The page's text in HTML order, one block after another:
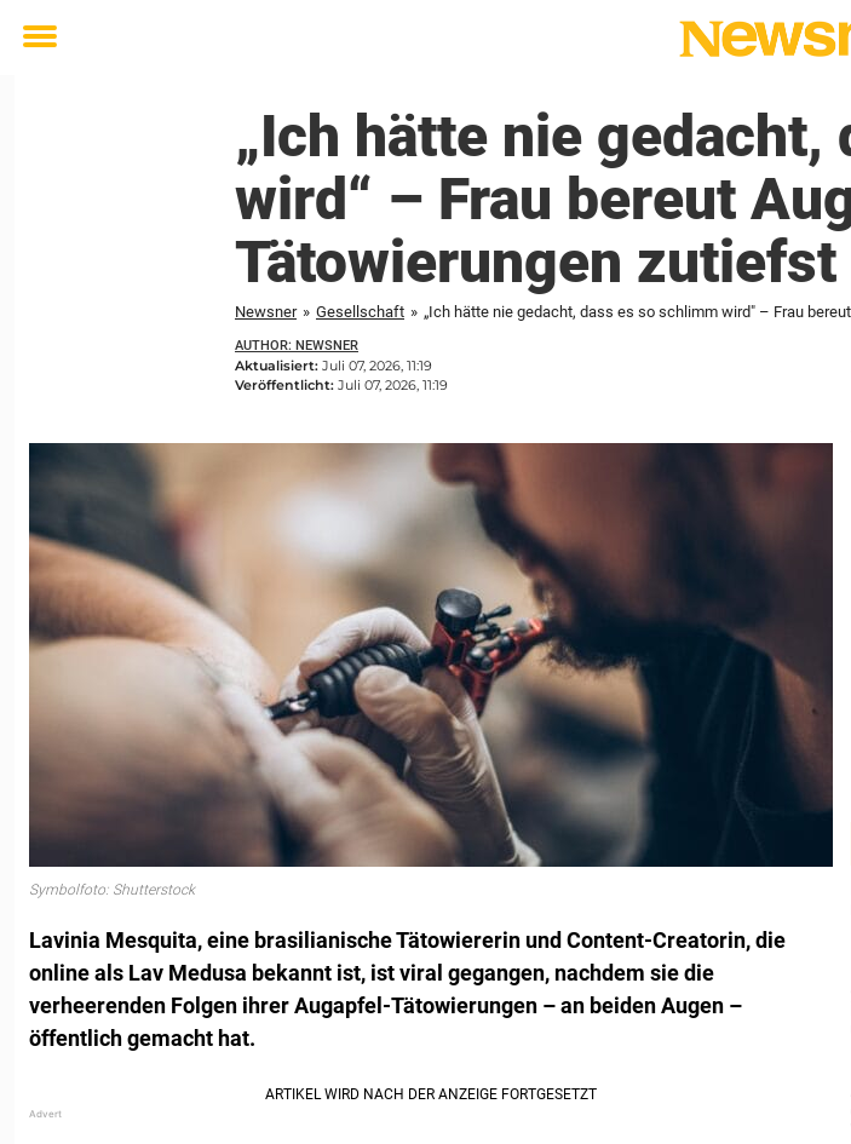
Toggle
„Ich hätte nie
wird“ – Frau bereut
Tätowierungen zutiefst
Newsner » Gesellschaft » „Ich hätte nie gedacht, dass es so schlimm wird" – Frau
AUTHOR: NEWSNER
Aktualisiert: Juli 07, 2026, 11:19
Veröffentlicht: Juli 07, 2026, 11:19
Symbolfoto: Shutterstock
Lavinia Mesquita, eine brasilianische Tätowiererin und Content-Creatorin, die
online als Lav Medusa bekannt ist, ist viral gegangen, nachdem sie die
verheerenden Folgen ihrer Augapfel-Tätowierungen – an beiden Augen –
öffentlich gemacht hat.